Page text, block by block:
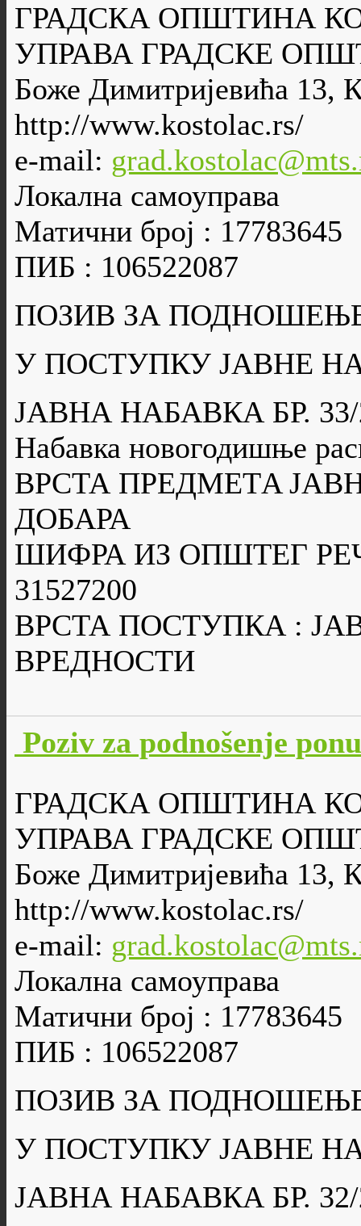
ГРАДСКА ОПШТИНА
УПРАВА ГРАДСКЕ
Боже Димитријевића 13,
http://www.kostolac.rs/
e-mail:
Локална самоуправа
Матични број : 17783645
ПИБ : 106522087
ПОЗИВ ЗА
У ПОСТУПКУ ЈАВНЕ
ЈАВНА НАБАВКА БР. 33/
Набавка новогодишње
ВРСТА ПРЕДМЕТA
ДОБАРА
ШИФРА ИЗ ОПШТЕГ
31527200
ВРСТА ПОСТУПКА :
ВРЕДНОСТИ
Poziv za podnošenje
ГРАДСКА ОПШТИНА
УПРАВА ГРАДСКЕ
Боже Димитријевића 13,
http://www.kostolac.rs/
e-mail:
Локална самоуправа
Матични број : 17783645
ПИБ : 106522087
ПОЗИВ ЗА
У ПОСТУПКУ ЈАВНЕ
ЈАВНА НАБАВКА БР. 32/